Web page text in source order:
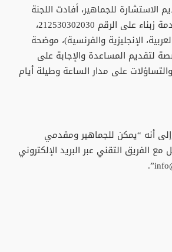
الاستشارة للجماهير، أفادت اللجنة
بأنه “تم تخصيص خدمة زبناء على الرقم 212530302030،
الإنجليزية والفرنسية)، موضحة
لتقديم المساعدة والإجابة على
على مدار الساعة وطيلة أيام
أنه “يمكن للجماهير ومقدمي
مع الفريق التقني عبر البريد الإلكتروني